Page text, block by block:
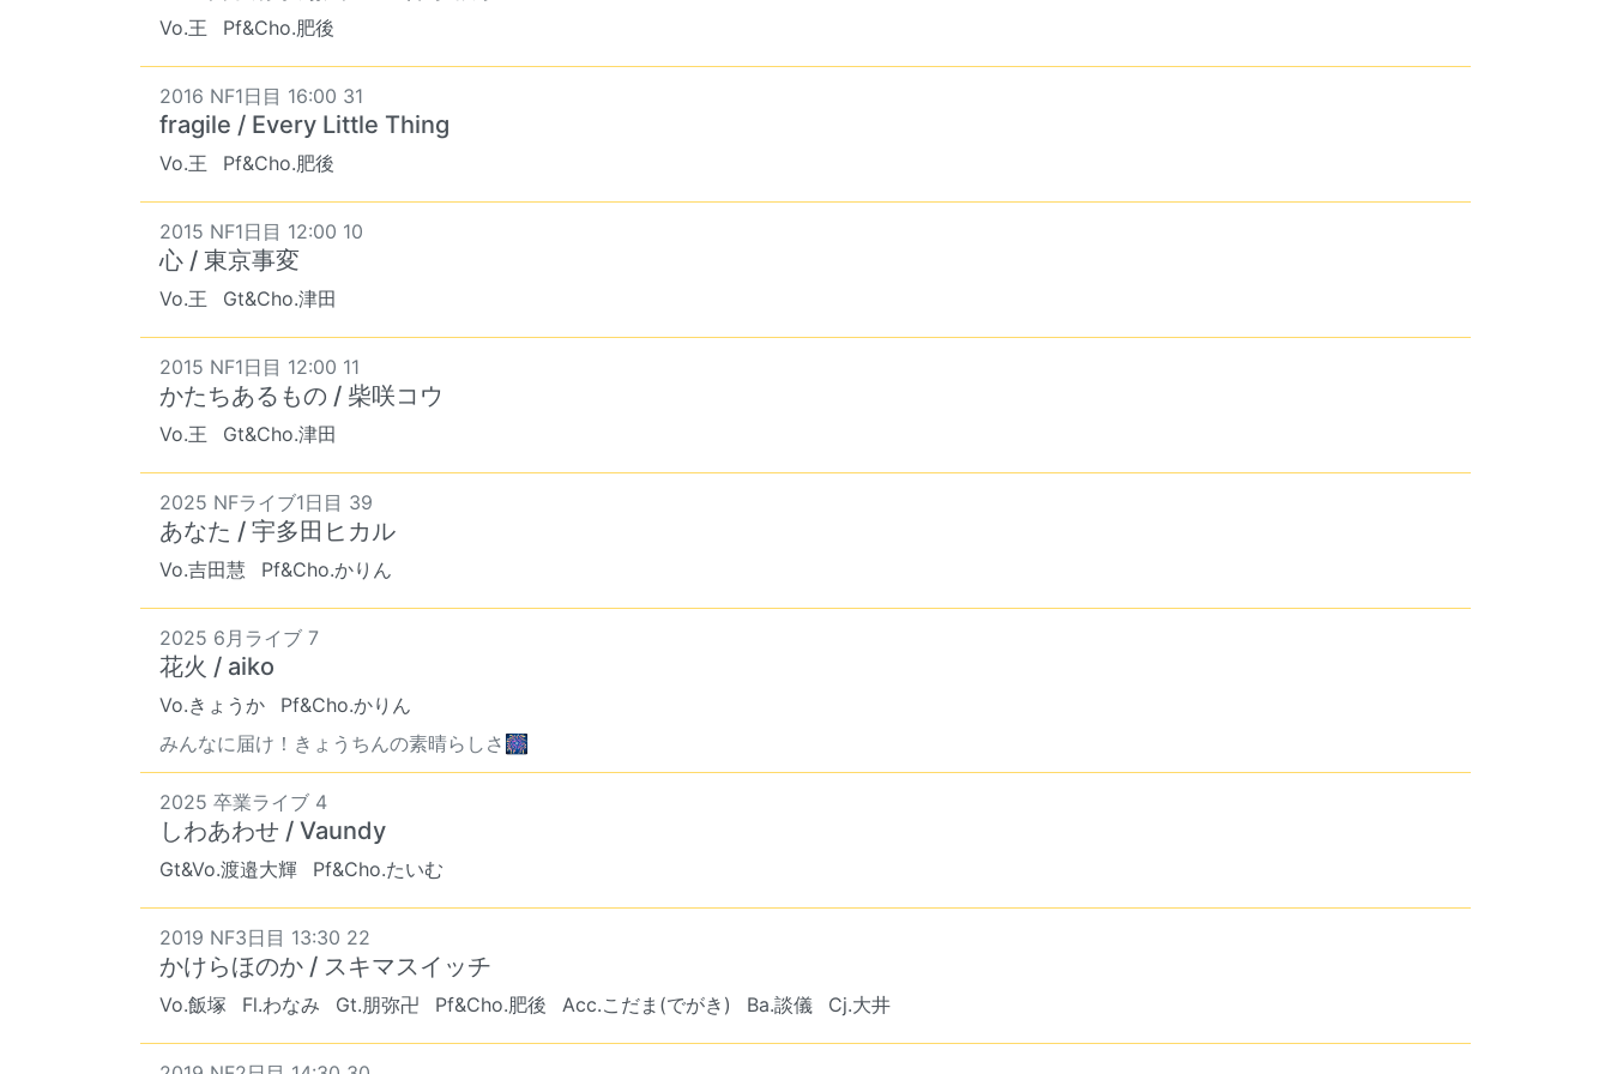
Vo.王 Pf&Cho.肥後
2016 NF1日目 16:00 31
fragile / Every Little Thing
Vo.王 Pf&Cho.肥後
2015 NF1日目 12:00 10
心 / 東京事変
Vo.王 Gt&Cho.津田
2015 NF1日目 12:00 11
かたちあるもの / 柴咲コウ
Vo.王 Gt&Cho.津田
2025 NFライブ1日目 39
あなた / 宇多田ヒカル
Vo.吉田慧 Pf&Cho.かりん
2025 6月ライブ 7
花火 / aiko
Vo.きょうか
Pf&Cho.かりん
みんなに届け！きょうちんの素晴らしさ🎆
2025 卒業ライブ 4
しわあわせ / Vaundy
Gt&Vo.渡邉大輝 Pf&Cho.たいむ
2019 NF3日目 13:30 22
かけらほのか / スキマスイッチ
Vo.飯塚 Fl.わなみ Gt.朋弥卍 Pf&Cho.肥後 Acc.こだま(でがき) Ba.談儀 Cj.大井